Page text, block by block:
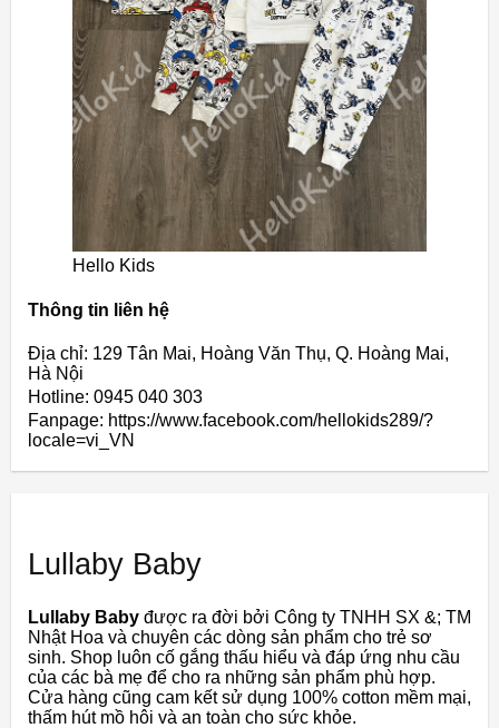
Hello Kids
Thông tin liên hệ
Địa chỉ: 129 Tân Mai, Hoàng Văn Thụ, Q. Hoàng Mai,
Hà Nội
Hotline: 0945 040 303
Fanpage: https://www.facebook.com/hellokids289/?
locale=vi_VN
Lullaby Baby
Lullaby Baby được ra đời bởi Công ty TNHH SX &; TM
Nhật Hoa và chuyên các dòng sản phẩm cho trẻ sơ
sinh. Shop luôn cố gắng thấu hiểu và đáp ứng nhu cầu
của các bà mẹ để cho ra những sản phẩm phù hợp.
Cửa hàng cũng cam kết sử dụng 100% cotton mềm mại,
thấm hút mồ hôi và an toàn cho sức khỏe.